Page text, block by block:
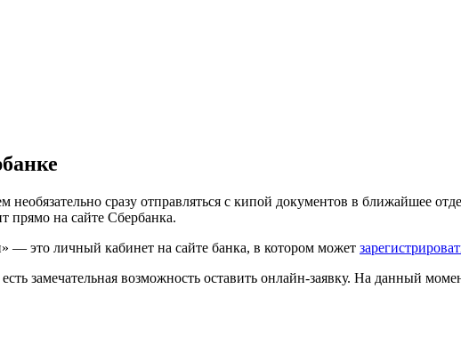
сразу отправляться с кипой документов в ближайшее
прямо на сайте Сбербанка.
— это личный кабинет на сайте банка, в котором может
замечательная возможность оставить онлайн-заявку. На данный